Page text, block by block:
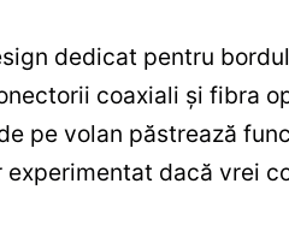
dedicat pentru
coaxiali și fibra
pe volan păstrează
experimentat dacă vrei